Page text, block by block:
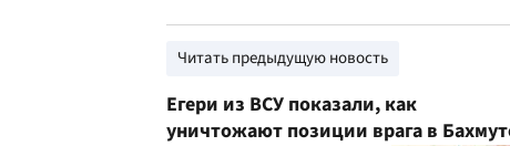
Читать предыдущую новость
Егери из ВСУ показали, как
уничтожают позиции врага в